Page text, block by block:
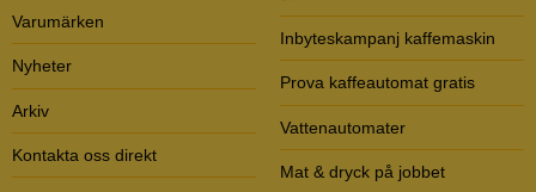
Varumärken
Nyheter
Arkiv
Kontakta oss direkt
Inbyteskampanj kaffemaskin
Prova kaffeautomat gratis
Vattenautomater
Mat & dryck på jobbet